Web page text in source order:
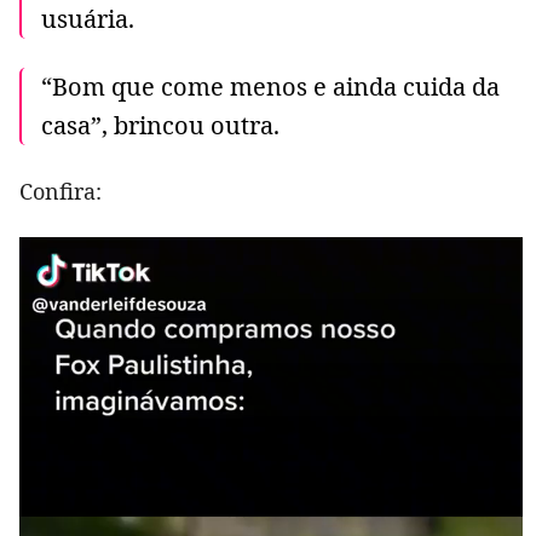
usuária.
“Bom que come menos e ainda cuida da
casa”, brincou outra.
Confira: